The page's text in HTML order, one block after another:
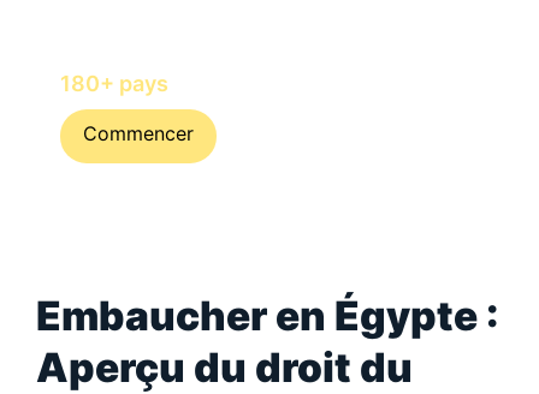
180+ pays
Commencer
Embaucher en Égypte :
Aperçu du droit du